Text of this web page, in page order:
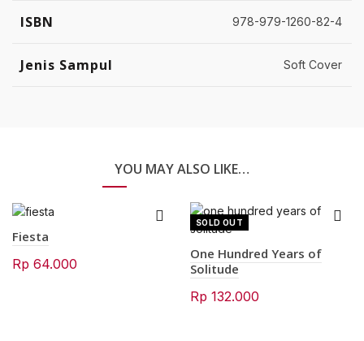
ISBN 978-979-1260-82-4
Jenis Sampul Soft Cover
YOU MAY ALSO LIKE…
Fiesta
Rp 64.000
SOLD OUT
One Hundred Years of
Solitude
Rp 132.000